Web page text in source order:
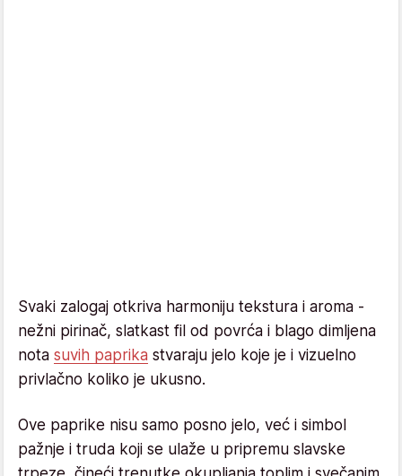
Svaki zalogaj otkriva harmoniju tekstura i aroma -
nežni pirinač, slatkast fil od povrća i blago dimljena
nota suvih paprika stvaraju jelo koje je i vizuelno
privlačno koliko je ukusno.
Ove paprike nisu samo posno jelo, već i simbol
pažnje i truda koji se ulaže u pripremu slavske